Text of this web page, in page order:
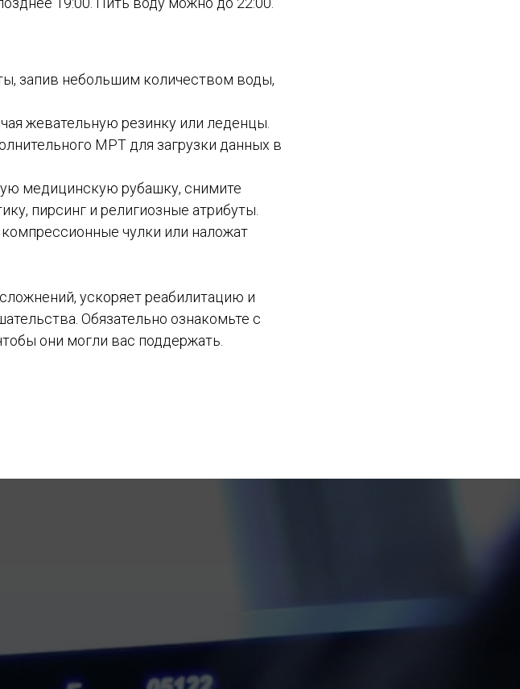
запив небольшим количеством воды,
жевательную резинку или леденцы.
МРТ для загрузки данных в
медицинскую рубашку, снимите
пирсинг и религиозные атрибуты.
чулки или наложат
ускоряет реабилитацию и
Обязательно ознакомьте с
они могли вас поддержать.